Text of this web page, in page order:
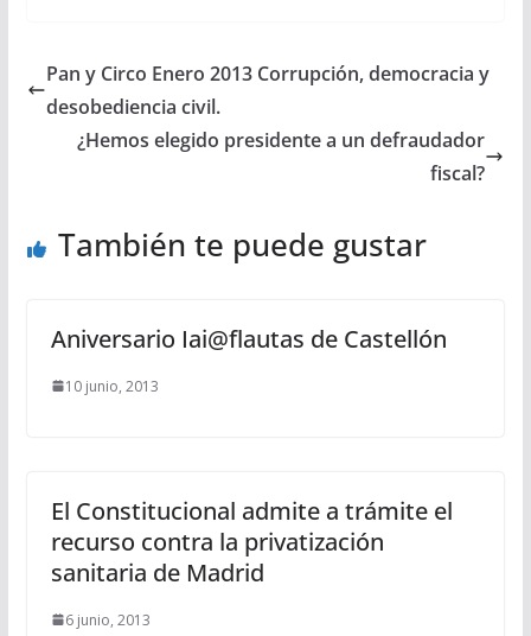
Pan y Circo Enero 2013 Corrupción, democracia y
desobediencia civil.
¿Hemos elegido presidente a un defraudador
fiscal?
También te puede gustar
Aniversario Iai@flautas de Castellón
10 junio, 2013
El Constitucional admite a trámite el
recurso contra la privatización
sanitaria de Madrid
6 junio, 2013